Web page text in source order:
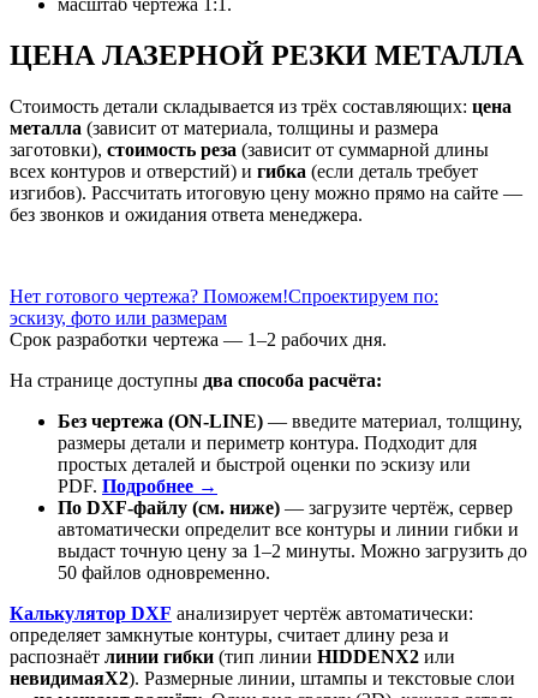
ЦЕНА ЛАЗЕРНОЙ РЕЗКИ МЕТАЛЛА
Стоимость детали складывается из трёх составляющих: цена
металла (зависит от материала, толщины и размера
заготовки), стоимость реза (зависит от суммарной длины
всех контуров и отверстий) и гибка (если деталь требует
изгибов). Рассчитать итоговую цену можно прямо на сайте —
без звонков и ожидания ответа менеджера.
Нет готового чертежа? Поможем!Спроектируем по:
эскизу, фото или размерам
Срок разработки чертежа — 1–2 рабочих дня.
На странице доступны два способа расчёта:
Без чертежа (ON-LINE) — введите материал, толщину,
размеры детали и периметр контура. Подходит для
простых деталей и быстрой оценки по эскизу или
PDF. Подробнее →
По DXF-файлу (см. ниже) — загрузите чертёж, сервер
автоматически определит все контуры и линии гибки и
выдаст точную цену за 1–2 минуты. Можно загрузить до
50 файлов одновременно.
Калькулятор DXF анализирует чертёж автоматически:
определяет замкнутые контуры, считает длину реза и
распознаёт линии гибки (тип линии HIDDENX2 или
невидимаяX2). Размерные линии, штампы и текстовые слои